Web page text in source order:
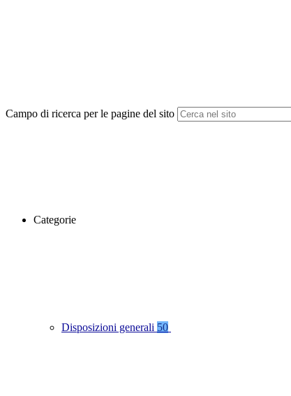
Campo di ricerca per le pagine del sito
Categorie
Disposizioni generali 50